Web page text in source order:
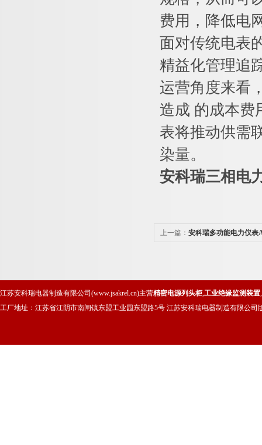
费用，降低电
面对传统电表
精益化管理追
运营角度来看
造成 的成本费
表将推动供需
染量。
安科瑞三相电
上一篇： 安科瑞多功能电力仪表
江苏安科瑞电器制造有限公司(www.jsakrel.cn)主营精密电源列头柜,工业绝缘监测装置,
工厂地址：江苏省江阴市南闸镇东盟工业园东盟路5号 江苏安科瑞电器制造有限公司